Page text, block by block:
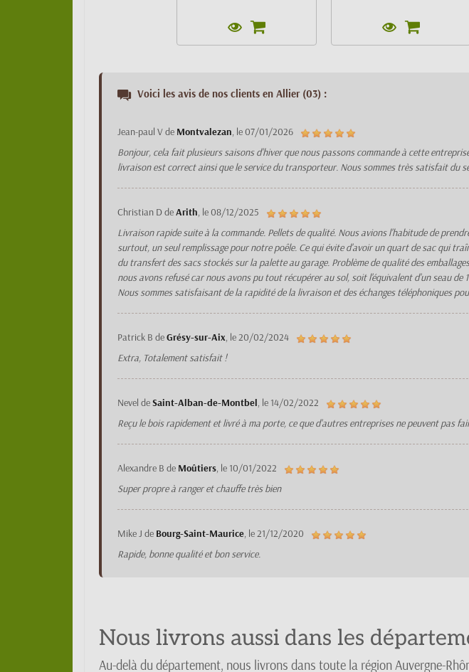
Voici les avis de nos clients en Allier (03) :
Jean-paul Vde Montvalezan , le07/01/2026
Bonjour, cela fait plusieurs saisons d'hiver que nous passons commande à cette
livraison est correct ainsi que le service du transporteur. Nous sommes très satisfait du
Christian DdeArith , le08/12/2025
Livraison rapide suite à la commande. Pellets de qualité. Nous avions l'habitude de
surtout, un seul remplissage pour notre poêle. Ce qui évite d'avoir un quart de sac qui
du transfert des sacs stockés sur la palette au garage. Problème de qualité des
nous avons refusé car nous avons pu tout récupérer au sol, soit l'équivalent d'un seau
Nous sommes satisfaisant de la rapidité de la livraison et des échanges téléphoniques
Patrick B deGrésy-sur-Aix , le 20/02/2024
Extra, Totalement satisfait !
Nevel deSaint-Alban-de-Montbel , le 14/02/2022
Reçu le bois rapidement et livré à ma porte, ce que d'autres entreprises ne peuvent pas
Alexandre B de Moûtiers , le 10/01/2022
Super propre à ranger et chauffe très bien
Mike J de Bourg-Saint-Maurice , le 21/12/2020
Rapide, bonne qualité et bon service.
Nous livrons aussi dans les
Au-delà du département, nous livrons dans toute la région Auvergne-